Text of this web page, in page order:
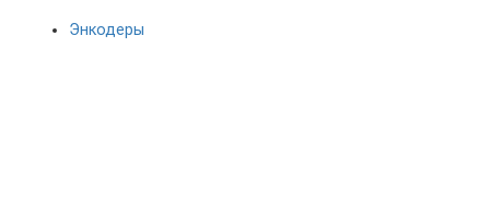
Энкодеры